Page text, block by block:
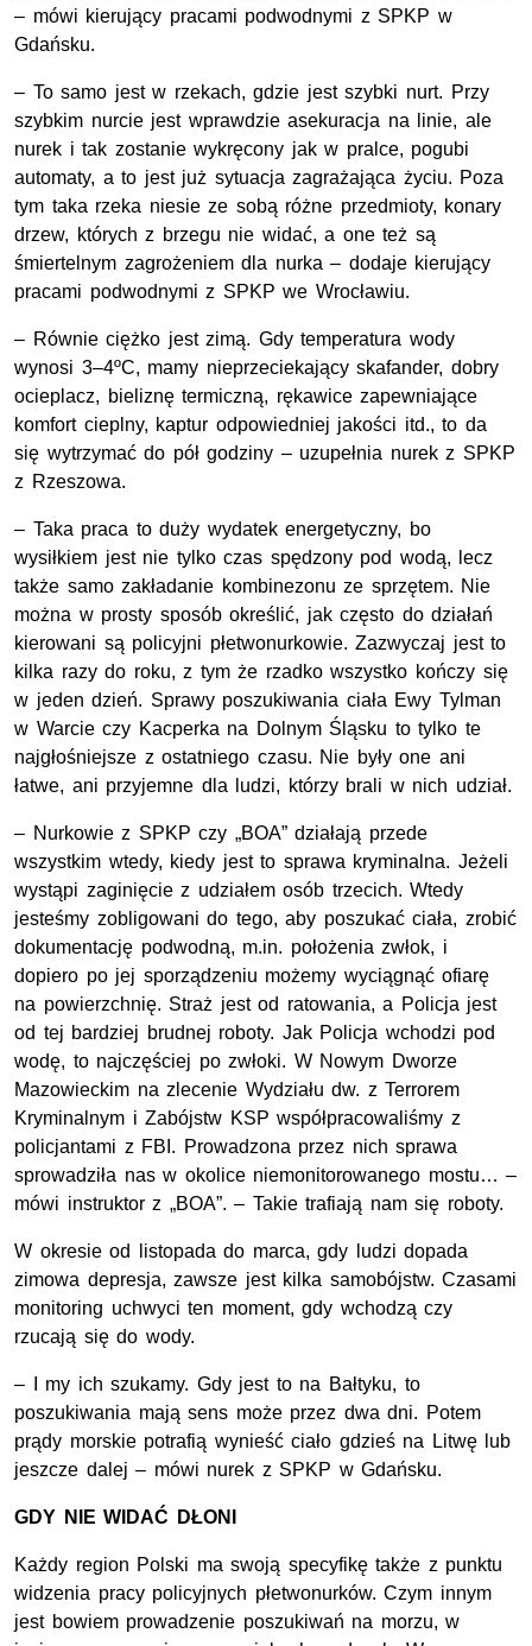
– mówi kierujący pracami podwodnymi z SPKP w
Gdańsku.
– To samo jest w rzekach, gdzie jest szybki nurt. Przy
szybkim nurcie jest wprawdzie asekuracja na linie, ale
nurek i tak zostanie wykręcony jak w pralce, pogubi
automaty, a to jest już sytuacja zagrażająca życiu. Poza
tym taka rzeka niesie ze sobą różne przedmioty, konary
drzew, których z brzegu nie widać, a one też są
śmiertelnym zagrożeniem dla nurka – dodaje kierujący
pracami podwodnymi z SPKP we Wrocławiu.
– Równie ciężko jest zimą. Gdy temperatura wody
wynosi 3–4ºC, mamy nieprzeciekający skafander, dobry
ocieplacz, bieliznę termiczną, rękawice zapewniające
komfort cieplny, kaptur odpowiedniej jakości itd., to da
się wytrzymać do pół godziny – uzupełnia nurek z SPKP
z Rzeszowa.
– Taka praca to duży wydatek energetyczny, bo
wysiłkiem jest nie tylko czas spędzony pod wodą, lecz
także samo zakładanie kombinezonu ze sprzętem. Nie
można w prosty sposób określić, jak często do działań
kierowani są policyjni płetwonurkowie. Zazwyczaj jest to
kilka razy do roku, z tym że rzadko wszystko kończy się
w jeden dzień. Sprawy poszukiwania ciała Ewy Tylman
w Warcie czy Kacperka na Dolnym Śląsku to tylko te
najgłośniejsze z ostatniego czasu. Nie były one ani
łatwe, ani przyjemne dla ludzi, którzy brali w nich udział.
– Nurkowie z SPKP czy „BOA” działają przede
wszystkim wtedy, kiedy jest to sprawa kryminalna. Jeżeli
wystąpi zaginięcie z udziałem osób trzecich. Wtedy
jesteśmy zobligowani do tego, aby poszukać ciała, zrobić
dokumentację podwodną, m.in. położenia zwłok, i
dopiero po jej sporządzeniu możemy wyciągnąć ofiarę
na powierzchnię. Straż jest od ratowania, a Policja jest
od tej bardziej brudnej roboty. Jak Policja wchodzi pod
wodę, to najczęściej po zwłoki. W Nowym Dworze
Mazowieckim na zlecenie Wydziału dw. z Terrorem
Kryminalnym i Zabójstw KSP współpracowaliśmy z
policjantami z FBI. Prowadzona przez nich sprawa
sprowadziła nas w okolice niemonitorowanego mostu… –
mówi instruktor z „BOA”. – Takie trafiają nam się roboty.
W okresie od listopada do marca, gdy ludzi dopada
zimowa depresja, zawsze jest kilka samobójstw. Czasami
monitoring uchwyci ten moment, gdy wchodzą czy
rzucają się do wody.
– I my ich szukamy. Gdy jest to na Bałtyku, to
poszukiwania mają sens może przez dwa dni. Potem
prądy morskie potrafią wynieść ciało gdzieś na Litwę lub
jeszcze dalej – mówi nurek z SPKP w Gdańsku.
GDY NIE WIDAĆ DŁONI
Każdy region Polski ma swoją specyfikę także z punktu
widzenia pracy policyjnych płetwonurków. Czym innym
jest bowiem prowadzenie poszukiwań na morzu, w